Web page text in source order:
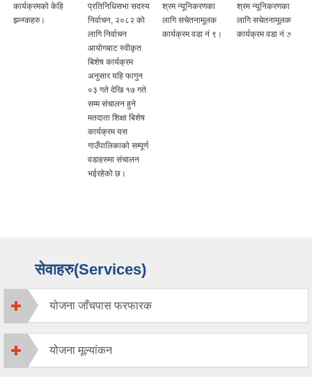
कार्यक्रमको केहि
झलकहरु।
प्रतिनिधिसभा सदस्य
निर्वाचन, २०८२ को
लागि निर्वाचन
आयोगबाट स्वीकृत
बिशेष कार्यक्रम
अनुसार यहि फागुन
०३ गते देखि १७ गते
सम्म संचालन हुने
मतदाता शिक्षा बिशेष
कार्यक्रम यस
गाउँपालिकाको सम्पूर्ण
वडाहरुमा संचालन
भईरहेको छ।
श्रम न्यूनिकरणका
लागि सचेतनामूलक
कार्यक्रम वडा नं ९।
श्रम न्यूनिकरणका
लागि सचेतनामूलक
कार्यक्रम वडा नं ७
सेवाहरु(Services)
योजना जाँचपास फरफारक
योजना मूल्यांकन